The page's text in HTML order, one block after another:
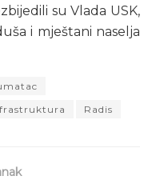
su Vlada USK,
i mještani naselja
Radis